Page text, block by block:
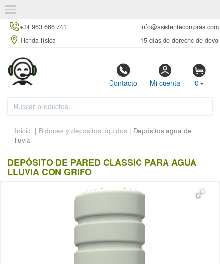
+34 963 666 741
info@asistentecompras.com
Tienda física
15 días de derecho de
Contacto Mi cuenta 0
Inicio | Bidones y depositos líquidos | Depósitos agua de
lluvia
DEPÓSITO DE PARED CLASSIC PARA AGUA
LLUVIA CON GRIFO